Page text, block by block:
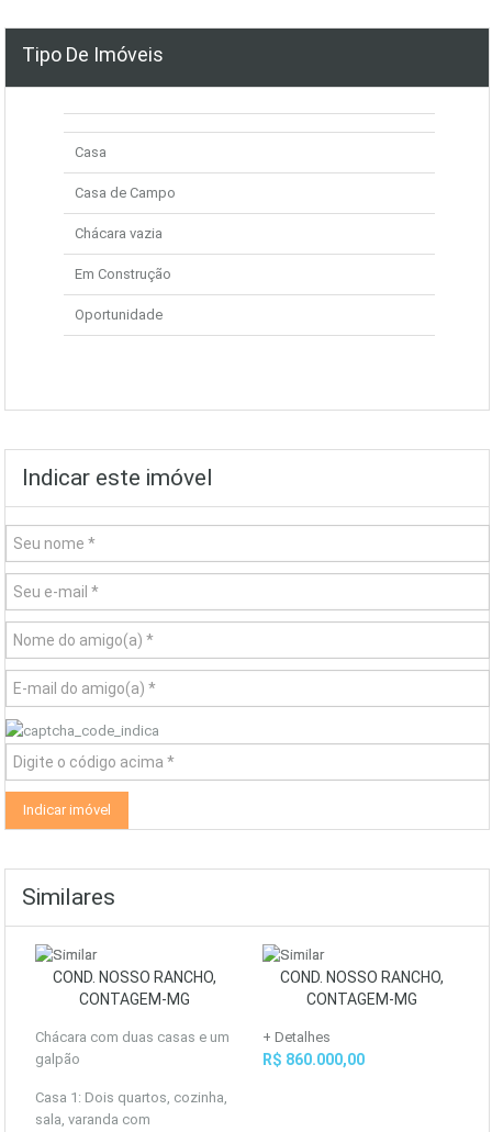
Tipo De Imóveis
Casa
Casa de Campo
Chácara vazia
Em Construção
Oportunidade
Indicar este imóvel
Similares
COND. NOSSO RANCHO,
CONTAGEM-MG
Chácara com duas casas e um
galpão
Casa 1: Dois quartos, cozinha,
sala, varanda com
COND. NOSSO RANCHO,
CONTAGEM-MG
+ Detalhes
R$ 860.000,00